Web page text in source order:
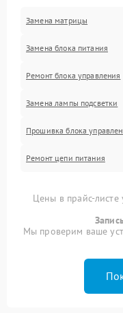
Замена матрицы
Замена блока питания
Ремонт блока управления
Замена лампы подсветки
Прошивка блока
Ремонт цепи питания
Цены в прайс-листе
Мы проверим ваше